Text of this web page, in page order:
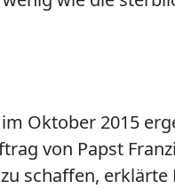
Oktober 2015
von Papst
schaffen,